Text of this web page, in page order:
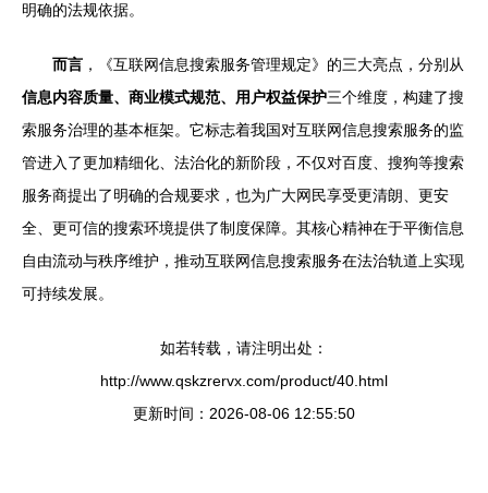
明确的法规依据。
而言 ，《互联网信息搜索服务管理规定》的三大亮点，分别从
信息内容质量、商业模式规范、用户权益保护三个维度，构建了搜
索服务治理的基本框架。它标志着我国对互联网信息搜索服务的监
管进入了更加精细化、法治化的新阶段，不仅对百度、搜狗等搜索
服务商提出了明确的合规要求，也为广大网民享受更清朗、更安
全、更可信的搜索环境提供了制度保障。其核心精神在于平衡信息
自由流动与秩序维护，推动互联网信息搜索服务在法治轨道上实现
可持续发展。
如若转载，请注明出处：
http://www.qskzrervx.com/product/40.html
更新时间：2026-08-06 12:55:50